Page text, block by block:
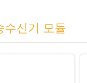
수신기 모듈